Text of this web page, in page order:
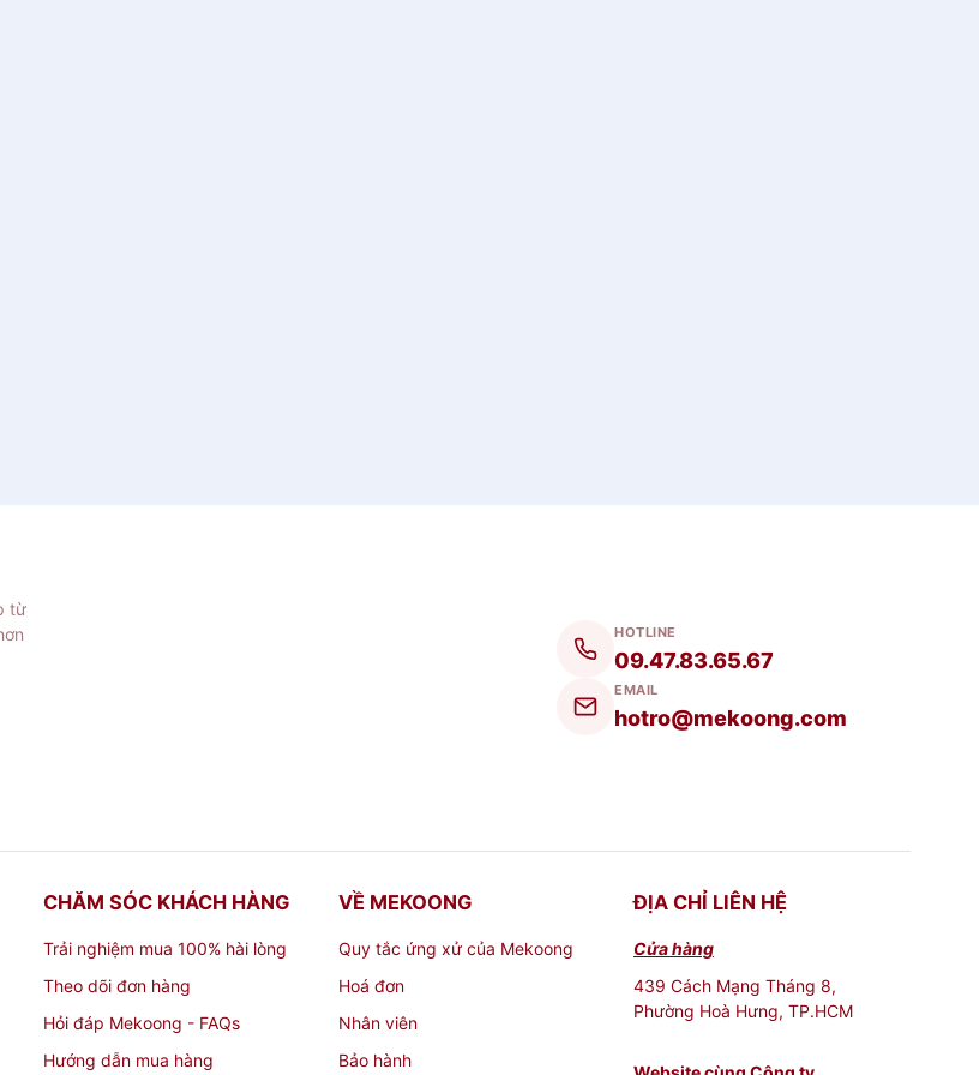
từ
HOTLINE
09.47.83.65.67
EMAIL
hotro@mekoong.com
CHĂM SÓC KHÁCH HÀNG
Trải nghiệm mua 100% hài lòng
Theo dõi đơn hàng
Hỏi đáp Mekoong - FAQs
Hướng dẫn mua hàng
VỀ MEKOONG
Quy tắc ứng xử của Mekoong
Hoá đơn
Nhân viên
Bảo hành
ĐỊA CHỈ LIÊN HỆ
Cửa hàng
439 Cách Mạng Tháng 8,
Phường Hoà Hưng, TP.HCM